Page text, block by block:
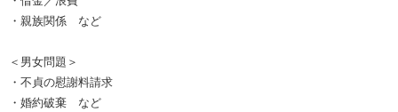
・親族関係 など
＜男女問題＞
・不貞の慰謝料請求
・婚約破棄 など